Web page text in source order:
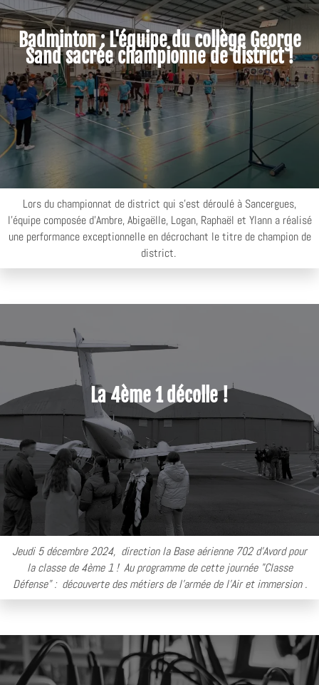
Badminton : L'équipe du collège George
Sand sacrée championne de district !
Lors du championnat de district qui s'est déroulé à Sancergues,
l'équipe composée d'Ambre, Abigaëlle, Logan, Raphaël et Ylann a réalisé
une performance exceptionnelle en décrochant le titre de champion de
district.
La 4ème 1 décolle !
Jeudi 5 décembre 2024, direction la Base aérienne 702 d'Avord pour
la classe de 4ème 1 ! Au programme de cette journée "Classe
Défense" : découverte des métiers de l'armée de l'Air et immersion .